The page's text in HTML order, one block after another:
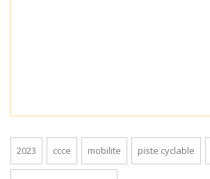
2023 ccce mobilite piste cyclable